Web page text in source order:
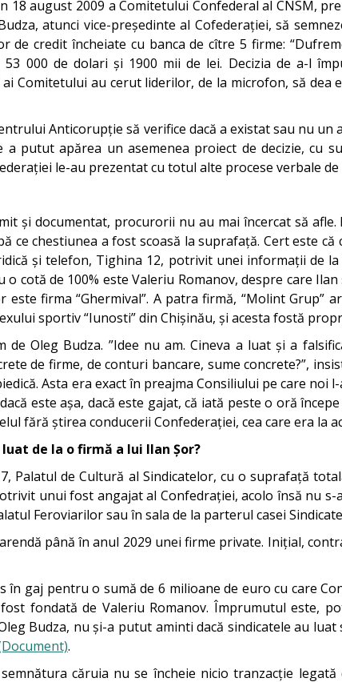
august 2009 a Comitetului Confederal al CNSM,
atunci vice-președinte al Cofederației, să
credit încheiate cu banca de cître 5 firme:
000 de dolari și 1900 mii de lei. Decizia de a-l
Comitetului au cerut liderilor, de la microfon, să dea
Anticorupție să verifice dacă a existat sau nu un
putut apărea un asemenea proiect de decizie, cu
le-au prezentat cu totul alte procese verbale de
și documentat, procurorii nu au mai încercat să
chestiunea a fost scoasă la suprafață. Cert este
și telefon, Tighina 12, potrivit unei informații de
cotă de 100% este Valeriu Romanov, despre care
firma “Ghermival”. A patra firmă, “Molint Grup”
sportiv “Iunosti” din Chișinău, și acesta fostă
de Oleg Budza. ”Idee nu am. Cineva a luat și a
de firme, de conturi bancare, sume concrete?”,
Asta era exact în preajma Consiliului pe care noi
este așa, dacă este gajat, că iată peste o oră
fără știrea conducerii Confederației, cea care era la
de la o firmă a lui Ilan Șor?
Palatul de Cultură al Sindicatelor, cu o suprafață
unui fost angajat al Confedrației, acolo însă nu s-
Feroviarilor sau în sala de la parterul casei
până în anul 2029 unei firme private. Inițial,
gaj pentru o sumă de 6 milioane de euro cu care
fondată de Valeriu Romanov. Împrumutul este,
Budza, nu și-a putut aminti dacă sindicatele au
.
căruia nu se încheie nicio tranzacție